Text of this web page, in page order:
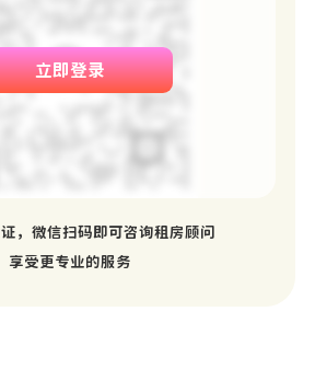
立即登录
，微信扫码即可咨询租房顾问
享受更专业的服务